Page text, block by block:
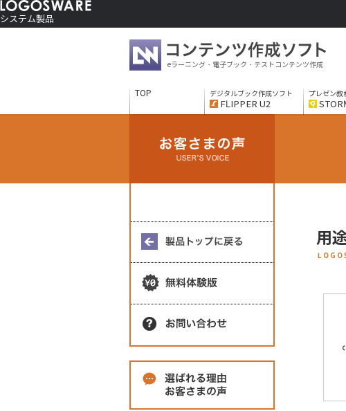
システム製品
eラーニング・電子ブック・テストコンテンツ作成
TOP デジタルブック作成ソフト
FLIPPER U2
プレゼン教
用